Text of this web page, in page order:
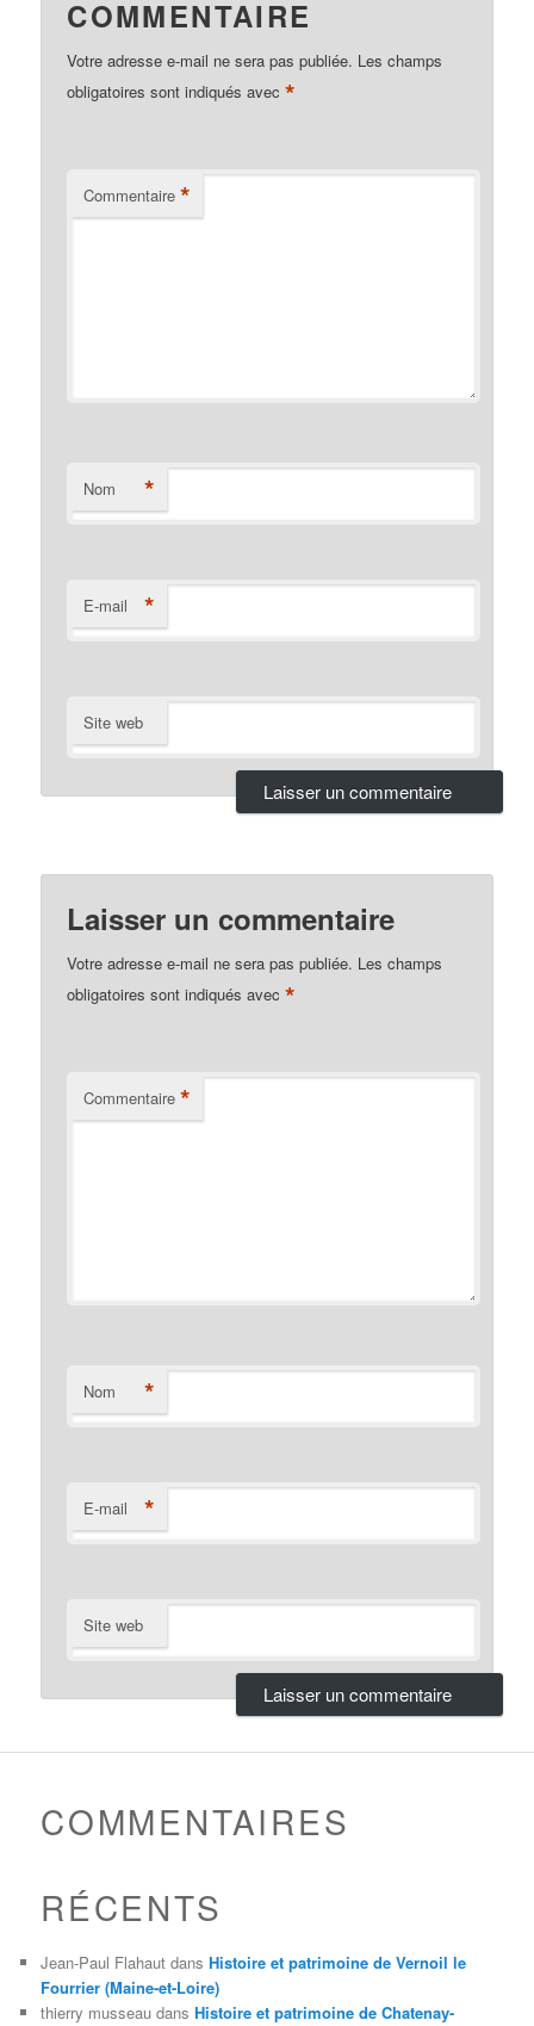
COMMENTAIRE
Votre adresse e-mail ne sera pas publiée. Les champs
obligatoires sont indiqués avec*
Commentaire *
Nom *
E-mail *
Site web
Laisser un commentaire
Votre adresse e-mail ne sera pas publiée. Les champs
obligatoires sont indiqués avec*
Commentaire *
Nom *
E-mail *
Site web
COMMENTAIRES
RÉCENTS
Jean-Paul Flahaut dansHistoire et patrimoine de Vernoil le
Fourrier (Maine-et-Loire)
thierry musseau dansHistoire et patrimoine de Chatenay-